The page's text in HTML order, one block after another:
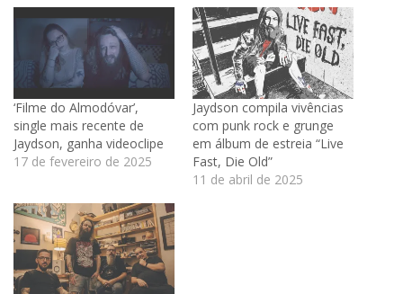
‘Filme do Almodóvar’,
single mais recente de
Jaydson, ganha videoclipe
17 de fevereiro de 2025
Jaydson compila vivências
com punk rock e grunge
em álbum de estreia “Live
Fast, Die Old”
11 de abril de 2025